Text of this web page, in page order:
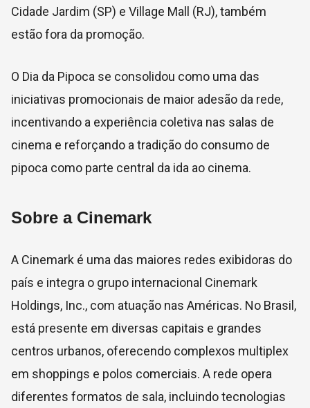
Cidade Jardim (SP) e Village Mall (RJ), também
estão fora da promoção.
O Dia da Pipoca se consolidou como uma das
iniciativas promocionais de maior adesão da rede,
incentivando a experiência coletiva nas salas de
cinema e reforçando a tradição do consumo de
pipoca como parte central da ida ao cinema.
Sobre a Cinemark
A Cinemark é uma das maiores redes exibidoras do
país e integra o grupo internacional Cinemark
Holdings, Inc., com atuação nas Américas. No Brasil,
está presente em diversas capitais e grandes
centros urbanos, oferecendo complexos multiplex
em shoppings e polos comerciais. A rede opera
diferentes formatos de sala, incluindo tecnologias